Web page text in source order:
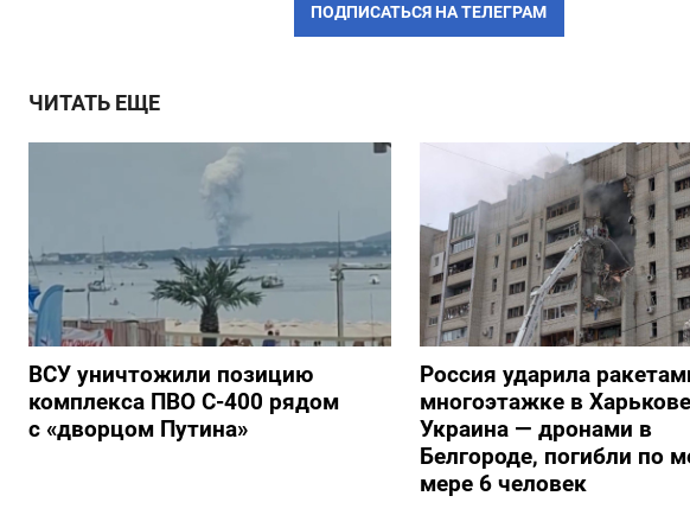
ПОДПИСАТЬСЯ НА ТЕЛЕГРАМ
ЧИТАТЬ ЕЩЕ
ВСУ уничтожили позицию
комплекса ПВО С-400 рядом
с «дворцом Путина»
Россия ударила
многоэтажке в
Украина — дронами в
Белгороде, погибли по
мере 6 человек